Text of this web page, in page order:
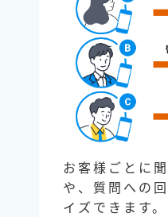
お客様ごとに
や、質問への
イズできます。